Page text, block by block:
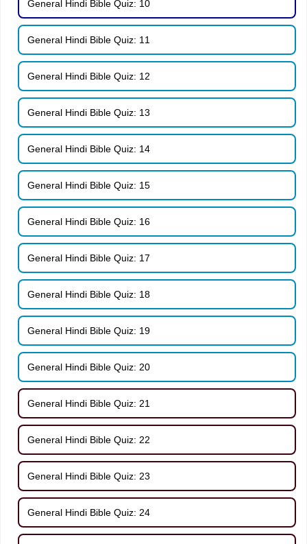
General Hindi Bible Quiz: 10
General Hindi Bible Quiz: 11
General Hindi Bible Quiz: 12
General Hindi Bible Quiz: 13
General Hindi Bible Quiz: 14
General Hindi Bible Quiz: 15
General Hindi Bible Quiz: 16
General Hindi Bible Quiz: 17
General Hindi Bible Quiz: 18
General Hindi Bible Quiz: 19
General Hindi Bible Quiz: 20
General Hindi Bible Quiz: 21
General Hindi Bible Quiz: 22
General Hindi Bible Quiz: 23
General Hindi Bible Quiz: 24